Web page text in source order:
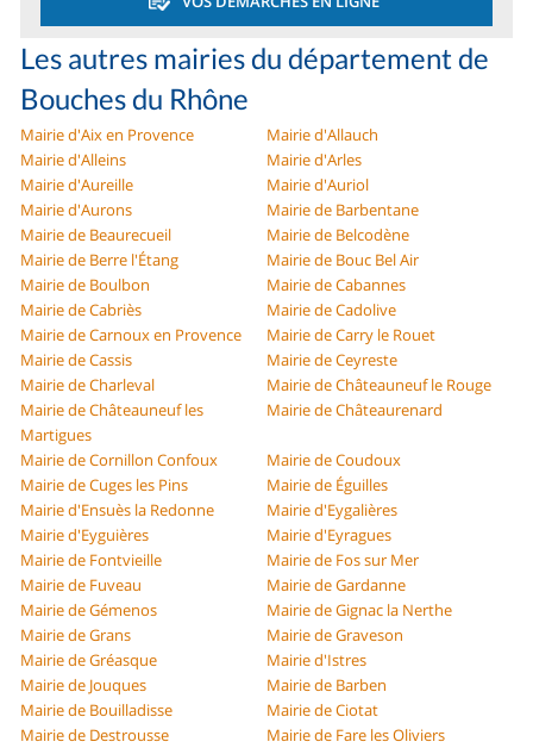
Les autres mairies du département de
Bouches du Rhône
Mairie d'Aix en Provence
Mairie d'Allauch
Mairie d'Alleins
Mairie d'Arles
Mairie d'Aureille
Mairie d'Auriol
Mairie d'Aurons
Mairie de Barbentane
Mairie de Beaurecueil
Mairie de Belcodène
Mairie de Berre l'Étang
Mairie de Bouc Bel Air
Mairie de Boulbon
Mairie de Cabannes
Mairie de Cabriès
Mairie de Cadolive
Mairie de Carnoux en Provence
Mairie de Carry le Rouet
Mairie de Cassis
Mairie de Ceyreste
Mairie de Charleval
Mairie de Châteauneuf le Rouge
Mairie de Châteauneuf les
Martigues
Mairie de Châteaurenard
Mairie de Cornillon Confoux
Mairie de Coudoux
Mairie de Cuges les Pins
Mairie de Éguilles
Mairie d'Ensuès la Redonne
Mairie d'Eygalières
Mairie d'Eyguières
Mairie d'Eyragues
Mairie de Fontvieille
Mairie de Fos sur Mer
Mairie de Fuveau
Mairie de Gardanne
Mairie de Gémenos
Mairie de Gignac la Nerthe
Mairie de Grans
Mairie de Graveson
Mairie de Gréasque
Mairie d'Istres
Mairie de Jouques
Mairie de Barben
Mairie de Bouilladisse
Mairie de Ciotat
Mairie de Destrousse
Mairie de Fare les Oliviers